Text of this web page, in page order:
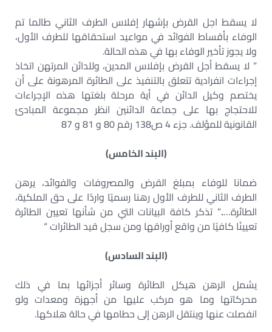
لا يسقط اجل القرض بإشهار إفلاس الطرف الثاني طالما تم
الوفاء بأقساط الفوائد في مواعيد استحقاقها للطرف الأول،
ولا يجوز تأخير الوفاء بها في هذه الحالة.
” لا يسقط أجل القرض بإفلاس المدين، وللدائن المرتهن اتخاذ
إجراءات انفرادية تتعلق بالتنفيذ على الطائرة المرهونة على أن
يختصم وكيل الدائن في أية مرحلة بلغتها هذه الإجراءات
للاحتجاج بها على جماعة الدائنين انظر مجموعة المبادئ
القانونية للمؤلف. جزء 4 ص138 رقم 80 و 81 و 87
(البند الخامس)
ضمانا للوفاء بمبلغ القرض والمصروفات والفوائد، يرهن
الطرف الثاني للطرف الأول رهنا رسميًا واردًا على حق الملكية،
الطائرة…..” تذكر كافة البيانات التي من شأنها تعيين الطائرة
تعيينًا كافيًا من واقع أوراقها ومن سجل قيد الطائرات “
(البند السادس)
يشمل الرهن هيكل الطائرة وسائر أجزائها بما في ذلك
محركاتها وما هو مركب عليها من أجهزة ومعدات ولو
انفصلت عنها وينتقل الرهن إلى حطامها في حالة هلاكها.